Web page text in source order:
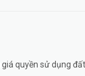
quyền sử dụng